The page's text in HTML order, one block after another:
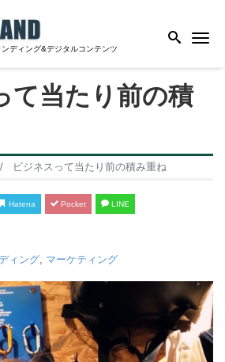
ディング&デジタルコンテンツ
て当たり前の積
ビジネスって当たり前の積み重ね
Hatena Pocket LINE
ィング マーケティング